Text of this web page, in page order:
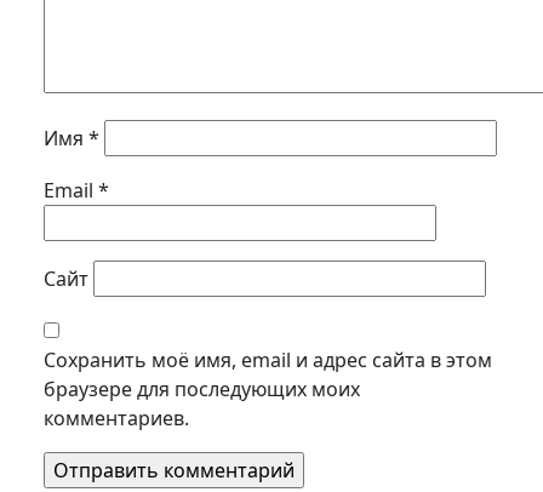
Имя *
Email *
Сайт
Сохранить моё имя, email и адрес сайта в этом
браузере для последующих моих
комментариев.